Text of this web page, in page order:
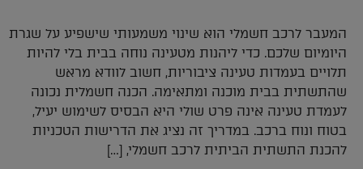
המעבר לרכב חשמלי הוא שינוי משמעותי שישפיע על שגרת
היומיום שלכם. כדי ליהנות מטעינה נוחה בבית בלי להיות
תלויים בעמדות טעינה ציבוריות, חשוב לוודא מראש
שהתשתית בבית מוכנה ומתאימה. הכנה חשמלית נכונה
לעמדת טעינה אינה פרט שולי היא הבסיס לשימוש יעיל,
בטוח ונוח ברכב. במדריך זה נציג את הדרישות הטכניות
להכנת התשתית הביתית לרכב חשמלי, […]